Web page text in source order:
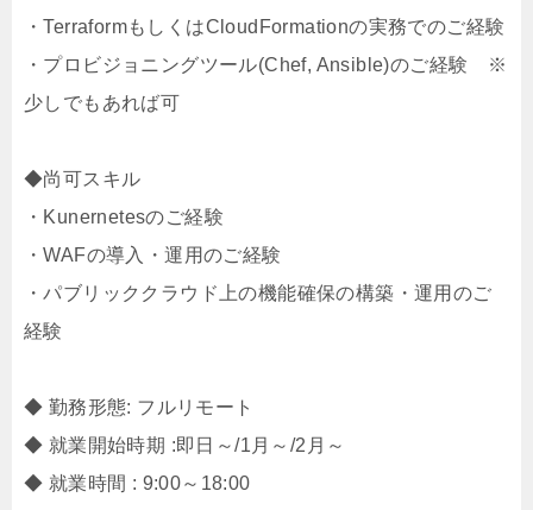
・TerraformもしくはCloudFormationの実務でのご経験
・プロビジョニングツール(Chef, Ansible)のご経験 ※
少しでもあれば可
◆尚可スキル
・Kunernetesのご経験
・WAFの導入・運用のご経験
・パブリッククラウド上の機能確保の構築・運用のご
経験
◆ 勤務形態: フルリモート
◆ 就業開始時期 :即日～/1月～/2月～
◆ 就業時間 : 9:00～18:00